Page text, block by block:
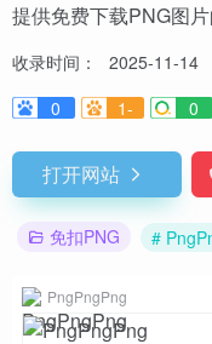
提供免费下载PNG图
收录时间：
2025-11-14
0
1- 0
打开网站
免扣PNG #
PngPngPng